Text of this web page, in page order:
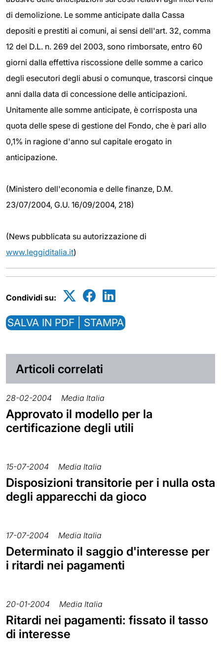
di demolizione. Le somme anticipate dalla Cassa
depositi e prestiti ai comuni, ai sensi dell'art. 32, comma
12 del D.L. n. 269 del 2003, sono rimborsate, entro 60
giorni dalla effettiva riscossione delle somme a carico
degli esecutori degli abusi o comunque, trascorsi cinque
anni dalla data di concessione delle anticipazioni.
Unitamente alle somme anticipate, è corrisposta una
quota delle spese di gestione del Fondo, che è pari allo
0,1% in ragione d'anno sul capitale erogato in
anticipazione.
(Ministero dell'economia e delle finanze, D.M.
23/07/2004, G.U. 16/09/2004, 218)
(News pubblicata su autorizzazione di
www.leggiditalia.it)
Condividi su:
SALVA IN PDF | STAMPA
Articoli correlati
28-02-2004 Media Italia
Approvato il modello per la
certificazione degli utili
15-07-2004 Media Italia
Disposizioni transitorie per i nulla osta
degli apparecchi da gioco
17-07-2004 Media Italia
Determinato il saggio d'interesse per
i ritardi nei pagamenti
20-01-2004 Media Italia
Ritardi nei pagamenti: fissato il tasso
di interesse